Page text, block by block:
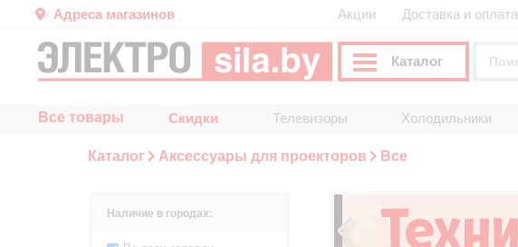
Адреса магазинов Акции Доставка и оплата
Каталог
Все товары Скидки Телевизоры Холодильники
Каталог Аксессуары для проекторов Все
Наличие в городах: